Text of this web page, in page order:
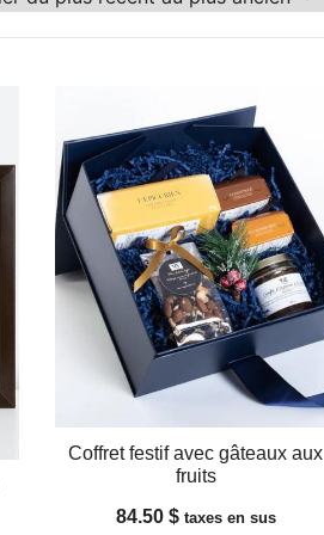
Coffret festif avec gâteaux aux
fruits
84.50 $ taxes en sus